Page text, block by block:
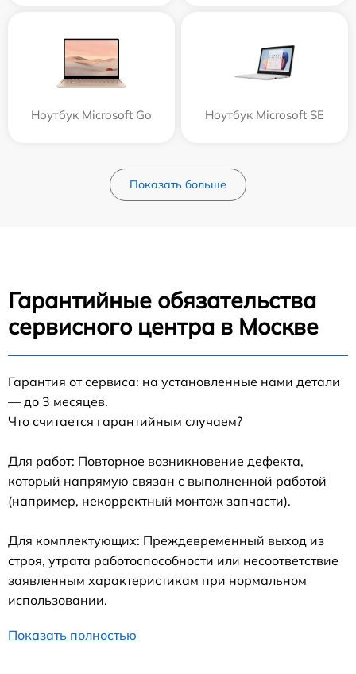
Ноутбук Microsoft Go Ноутбук Microsoft SE
Показать больше
Гарантийные обязательства
сервисного центра в Москве
Гарантия от сервиса: на установленные нами детали
— до 3 месяцев.
Что считается гарантийным случаем?
Для работ: Повторное возникновение дефекта,
который напрямую связан с выполненной работой
(например, некорректный монтаж запчасти).
Для комплектующих: Преждевременный выход из
строя, утрата работоспособности или несоответствие
заявленным характеристикам при нормальном
использовании.
Показать полностью